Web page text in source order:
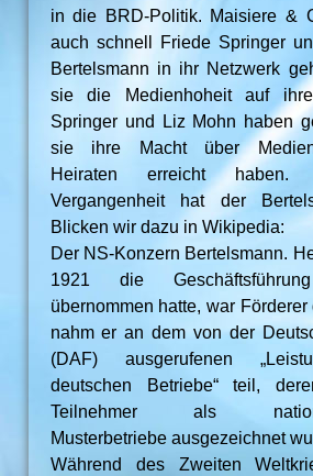
in die BRD-Politik. Maisiere &
auch schnell Friede Springer
Bertelsmann in ihr Netzwerk
sie die Medienhoheit auf
Springer und Liz Mohn haben
sie ihre Macht über
Heiraten erreicht haben.
Vergangenheit hat der
Blicken wir dazu in Wikipedia:
Der NS-Konzern Bertelsmann.
1921 die
übernommen hatte, war
nahm er an dem von der
(DAF) ausgerufenen
deutschen Betriebe“ teil,
Teilnehmer als
Musterbetriebe ausgezeichnet
Während des Zweiten